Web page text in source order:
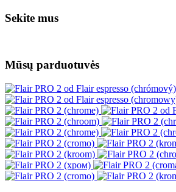
Sekite mus
Mūsų parduotuvės